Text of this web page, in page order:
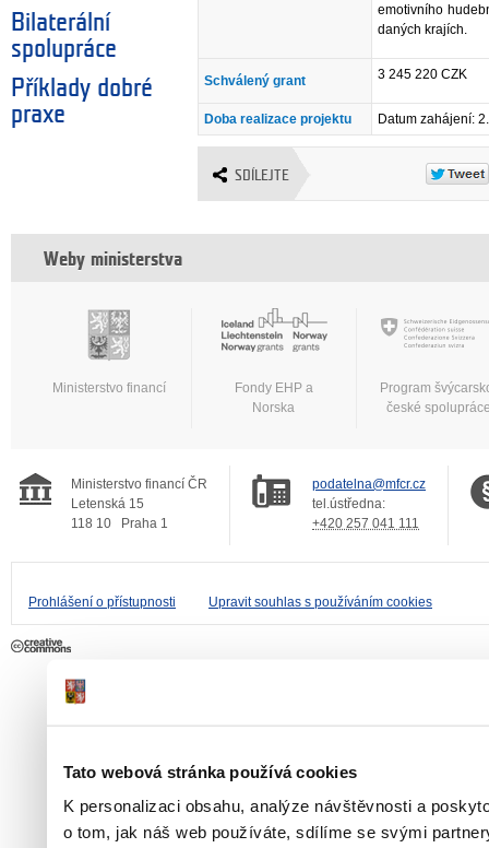
Tato webová stránka používá cookies
K personalizaci obsahu, analýze návštěvnosti a
o tom, jak náš web používáte, sdílíme se svými
Bilaterální
spolupráce
Příklady dobré
praxe
emotivního
daných krajích.
Schválený grant 3 245 220 CZK
Doba realizace projektu Datum zahájení:
SDÍLEJTE
Weby ministerstva
Ministerstvo financí
Fondy EHP a
Norska
Program
české
Ministerstvo financí ČR
Letenská 15
118 10
Praha 1
podatelna@mfcr.cz
tel.ústředna:
+420 257 041 111
Prohlášení o přístupnosti Upravit souhlas s používáním cookies